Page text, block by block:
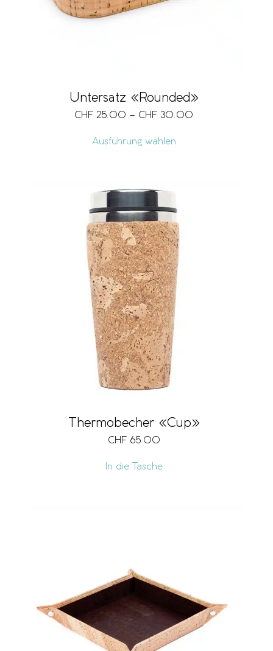
Untersatz «Rounded»
CHF 25.00 – CHF 30.00
Ausführung wählen
Thermobecher «Cup»
CHF 65.00
In die Tasche